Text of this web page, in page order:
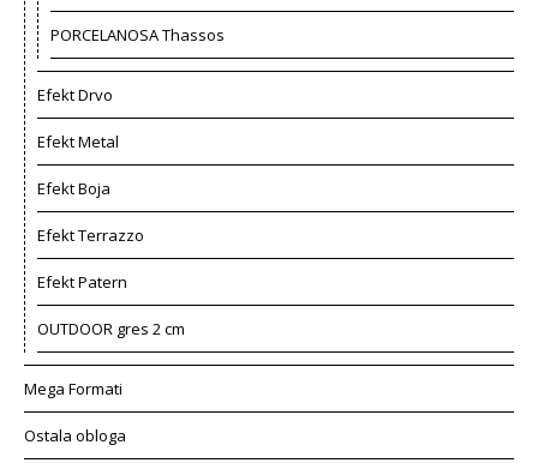
PORCELANOSA Thassos
Efekt Drvo
Efekt Metal
Efekt Boja
Efekt Terrazzo
Efekt Patern
OUTDOOR gres 2 cm
Mega Formati
Ostala obloga